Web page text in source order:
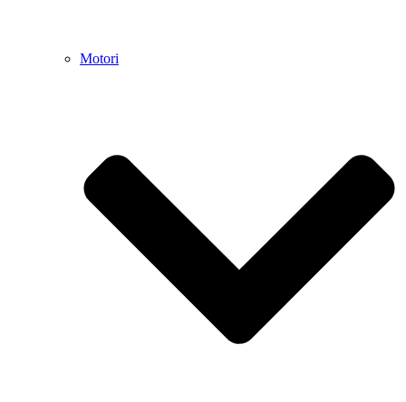
Motori